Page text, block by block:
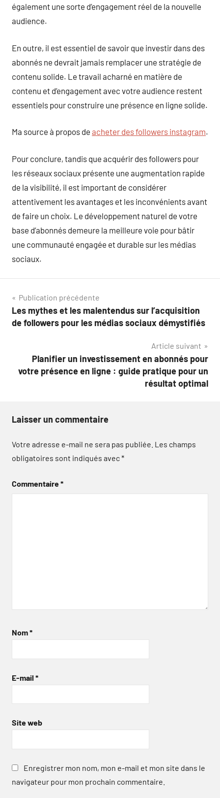
également une sorte d’engagement réel de la nouvelle
audience.
En outre, il est essentiel de savoir que investir dans des
abonnés ne devrait jamais remplacer une stratégie de
contenu solide. Le travail acharné en matière de
contenu et d’engagement avec votre audience restent
essentiels pour construire une présence en ligne solide.
Ma source à propos de acheter des followers instagram.
Pour conclure, tandis que acquérir des followers pour
les réseaux sociaux présente une augmentation rapide
de la visibilité, il est important de considérer
attentivement les avantages et les inconvénients avant
de faire un choix. Le développement naturel de votre
base d’abonnés demeure la meilleure voie pour bâtir
une communauté engagée et durable sur les médias
sociaux.
Navigation
de
Publication précédente
Les mythes et les malentendus sur l’acquisition
de followers pour les médias sociaux démystifiés
Article suivant
Planifier un investissement en abonnés pour
votre présence en ligne : guide pratique pour un
résultat optimal
Laisser un commentaire
Votre adresse e-mail ne sera pas publiée. Les champs
obligatoires sont indiqués avec*
Commentaire*
Nom*
E-mail *
Site web
Enregistrer mon nom, mon e-mail et mon site dans le
navigateur pour mon prochain commentaire.